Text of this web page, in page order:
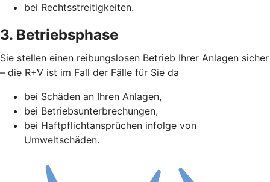
bei Rechtsstreitigkeiten.
3. Betriebsphase
Sie stellen einen reibungslosen Betrieb Ihrer Anlagen sicher
– die R+V ist im Fall der Fälle für Sie da
bei Schäden an Ihren Anlagen,
bei Betriebsunterbrechungen,
bei Haftpflichtansprüchen infolge von
Umweltschäden.